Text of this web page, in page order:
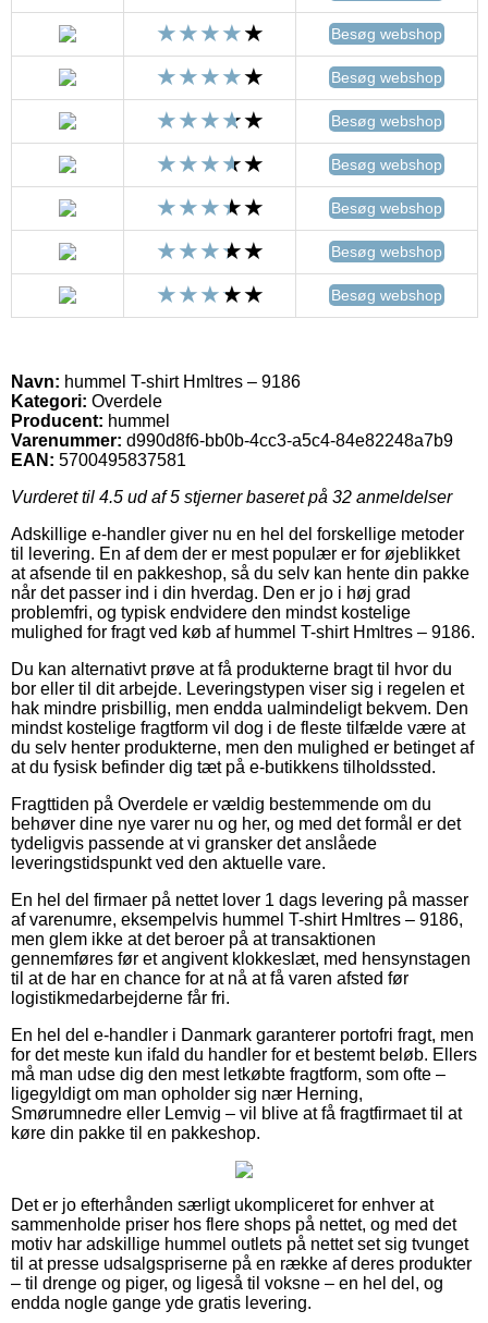
Besøg webshop
Besøg webshop
Besøg webshop
Besøg webshop
Besøg webshop
Besøg webshop
Besøg webshop
Navn: hummel T-shirt Hmltres – 9186
Kategori: Overdele
Producent: hummel
Varenummer: d990d8f6-bb0b-4cc3-a5c4-84e82248a7b9
EAN: 5700495837581
Vurderet til 4.5 ud af 5 stjerner baseret på 32 anmeldelser
Adskillige e-handler giver nu en hel del forskellige metoder
til levering. En af dem der er mest populær er for øjeblikket
at afsende til en pakkeshop, så du selv kan hente din pakke
når det passer ind i din hverdag. Den er jo i høj grad
problemfri, og typisk endvidere den mindst kostelige
mulighed for fragt ved køb af hummel T-shirt Hmltres – 9186.
Du kan alternativt prøve at få produkterne bragt til hvor du
bor eller til dit arbejde. Leveringstypen viser sig i regelen et
hak mindre prisbillig, men endda ualmindeligt bekvem. Den
mindst kostelige fragtform vil dog i de fleste tilfælde være at
du selv henter produkterne, men den mulighed er betinget af
at du fysisk befinder dig tæt på e-butikkens tilholdssted.
Fragttiden på Overdele er vældig bestemmende om du
behøver dine nye varer nu og her, og med det formål er det
tydeligvis passende at vi gransker det anslåede
leveringstidspunkt ved den aktuelle vare.
En hel del firmaer på nettet lover 1 dags levering på masser
af varenumre, eksempelvis hummel T-shirt Hmltres – 9186,
men glem ikke at det beroer på at transaktionen
gennemføres før et angivent klokkeslæt, med hensynstagen
til at de har en chance for at nå at få varen afsted før
logistikmedarbejderne får fri.
En hel del e-handler i Danmark garanterer portofri fragt, men
for det meste kun ifald du handler for et bestemt beløb. Ellers
må man udse dig den mest letkøbte fragtform, som ofte –
ligegyldigt om man opholder sig nær Herning,
Smørumnedre eller Lemvig – vil blive at få fragtfirmaet til at
køre din pakke til en pakkeshop.
Det er jo efterhånden særligt ukompliceret for enhver at
sammenholde priser hos flere shops på nettet, og med det
motiv har adskillige hummel outlets på nettet set sig tvunget
til at presse udsalgspriserne på en række af deres produkter
– til drenge og piger, og ligeså til voksne – en hel del, og
endda nogle gange yde gratis levering.